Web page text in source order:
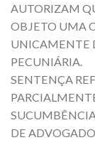
AUTORIZAM
OBJETO UMA
UNICAMENTE
PECUNIÁRIA.
SENTENÇA
DE ADVOGADO.